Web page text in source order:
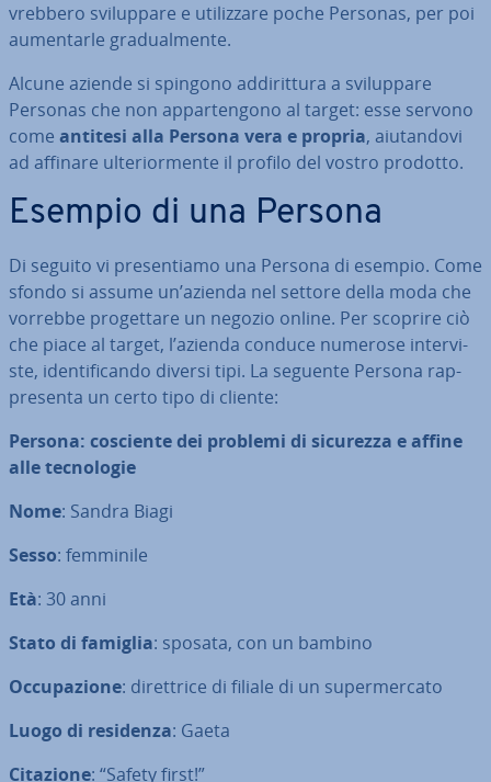
vreb­be­ro svi­lup­pa­re e uti­liz­za­re poche Personas, per poi
au­men­tar­le gra­dual­men­te.
Alcune aziende si spingono ad­di­rit­tu­ra a svi­lup­pa­re
Personas che non ap­par­ten­go­no al target: esse servono
come antitesi alla Persona vera e propria, aiu­tan­do­vi
ad affinare ul­te­rior­men­te il profilo del vostro prodotto.
Esempio di una Persona
Di seguito vi pre­sen­tia­mo una Persona di esempio. Come
sfondo si assume un’azienda nel settore della moda che
vorrebbe pro­get­ta­re un negozio online. Per scoprire ciò
che piace al target, l’azienda conduce numerose in­ter­vi­
ste, iden­ti­fi­can­do diversi tipi. La seguente Persona rap­
pre­sen­ta un certo tipo di cliente:
Persona: cosciente dei problemi di sicurezza e affine
alle tec­no­lo­gie
Nome: Sandra Biagi
Sesso: femminile
Età: 30 anni
Stato di famiglia: sposata, con un bambino
Oc­cu­pa­zio­ne: di­ret­tri­ce di filiale di un su­per­mer­ca­to
Luogo di residenza: Gaeta
Citazione: “Safety first!”